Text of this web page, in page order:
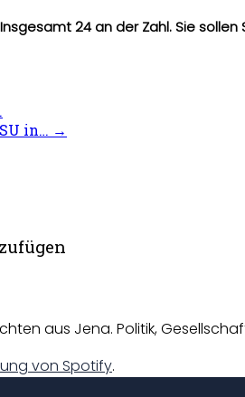
24 an der Zahl. Sie
in… →
aus Jena. Politik,
von Spotify.